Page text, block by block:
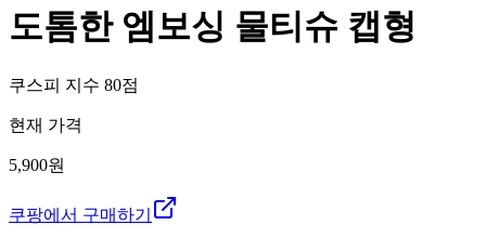
도톰한 엠보싱 물티슈 캡형
쿠스피 지수 80점
현재 가격
5,900원
쿠팡에서 구매하기